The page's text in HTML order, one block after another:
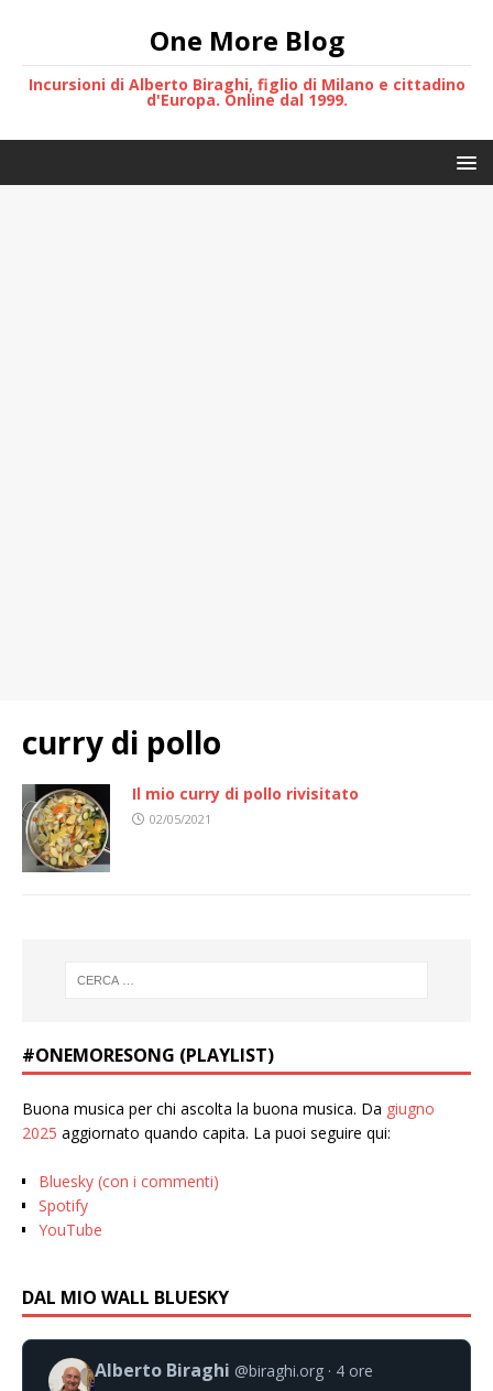
One More Blog
Incursioni di Alberto Biraghi, figlio di Milano e cittadino
d'Europa. Online dal 1999.
curry di pollo
Il mio curry di pollo rivisitato
02/05/2021
#ONEMORESONG (PLAYLIST)
Buona musica per chi ascolta la buona musica. Da giugno
2025 aggiornato quando capita. La puoi seguire qui:
Bluesky (con i commenti)
Spotify
YouTube
DAL MIO WALL BLUESKY
Alberto Biraghi @biraghi.org 4 ore